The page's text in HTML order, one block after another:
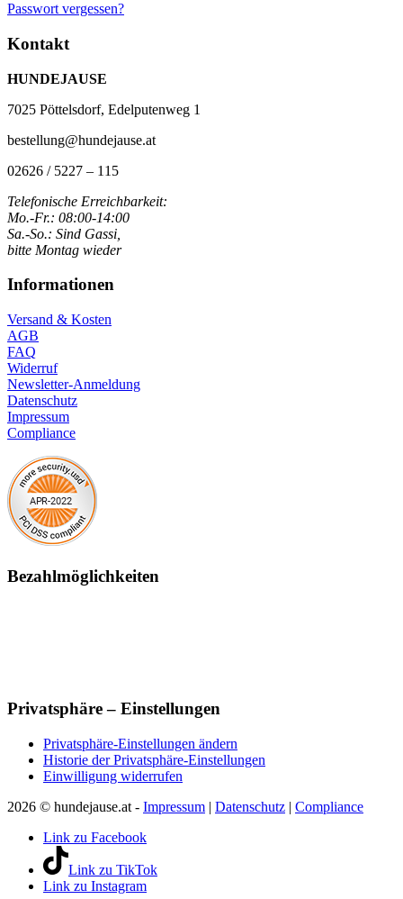
Passwort vergessen?
Kontakt
HUNDEJAUSE
7025 Pöttelsdorf, Edelputenweg 1
bestellung@hundejause.at
02626 / 5227 – 115
Telefonische Erreichbarkeit:
Mo.-Fr.: 08:00-14:00
Sa.-So.: Sind Gassi,
bitte Montag wieder
Informationen
Versand & Kosten
AGB
FAQ
Widerruf
Newsletter-Anmeldung
Datenschutz
Impressum
Compliance
Bezahlmöglichkeiten
Privatsphäre – Einstellungen
Privatsphäre-Einstellungen ändern
Historie der Privatsphäre-Einstellungen
Einwilligung widerrufen
2026 © hundejause.at - Impressum | Datenschutz | Compliance
Link zu Facebook
Link zu TikTok
Link zu Instagram